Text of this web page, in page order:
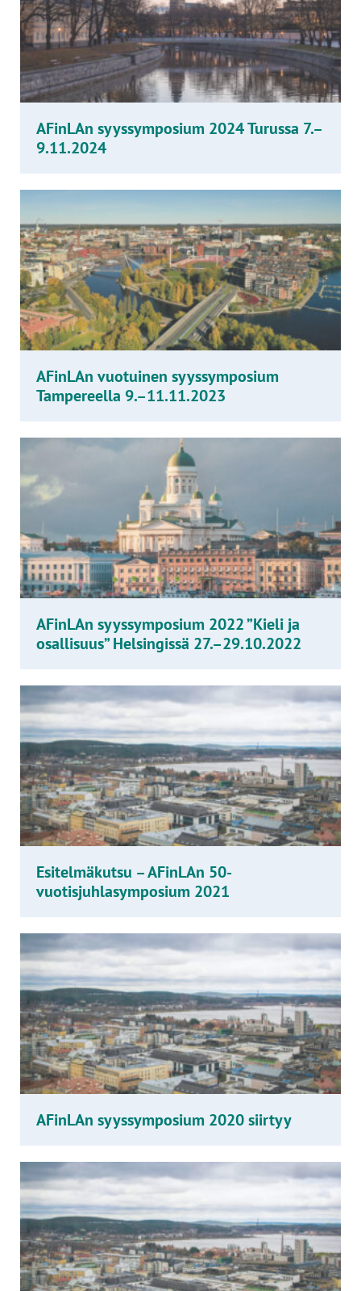
AFinLAn syyssymposium 2024 Turussa 7.–
9.11.2024
AFinLAn vuotuinen syyssymposium
Tampereella 9.–11.11.2023
AFinLAn syyssymposium 2022 ”Kieli ja
osallisuus” Helsingissä 27.–29.10.2022
Esitelmäkutsu – AFinLAn 50-
vuotisjuhlasymposium 2021
AFinLAn syyssymposium 2020 siirtyy